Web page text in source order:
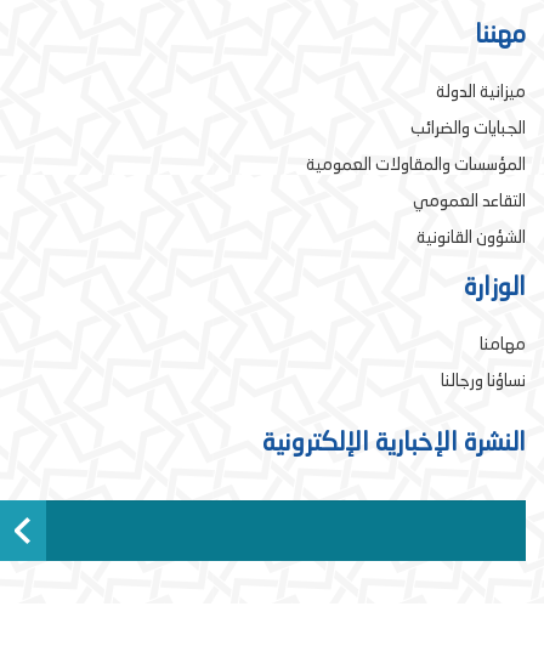
مهننا
ميزانية الدولة
الجبايات والضرائب
المؤسسات والمقاولات العمومية
التقاعد العمومي
الشؤون القانونية
الوزارة
مهامنا
نساؤنا ورجالنا
النشرة الإخبارية الإلكترونية